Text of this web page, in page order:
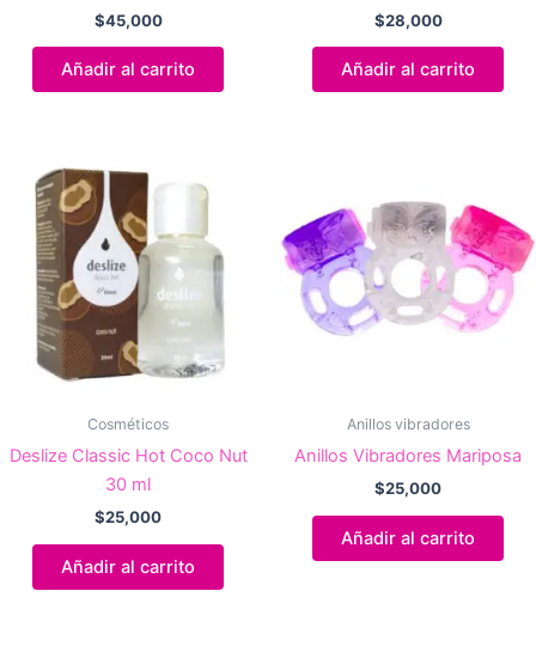
$45,000
Añadir al carrito
$28,000
Añadir al carrito
Cosméticos
Deslize Classic Hot Coco Nut
30 ml
$25,000
Añadir al carrito
Anillos vibradores
Anillos Vibradores Mariposa
$25,000
Añadir al carrito